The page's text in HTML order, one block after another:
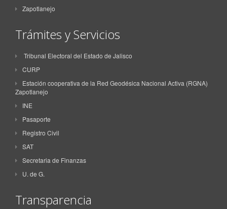
Zapotlanejo
Trámites y Servicios
Tribunal Electoral del Estado de Jalisco
CURP
Estación cooperativa de la Red Geodésica Nacional Activa (RGNA)
Zapotlanejo
INE
Pasaporte
Registro Civil
SAT
Secretaria de Finanzas
U. de G.
Transparencia